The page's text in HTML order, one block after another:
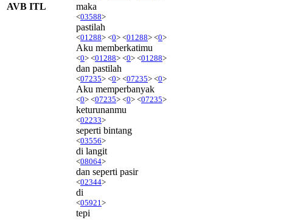
AVB ITL maka
<03588>
pastilah
<01288> <0> <01288> <0>
Aku memberkatimu
<0> <01288> <0> <01288>
dan pastilah
<07235> <0> <07235> <0>
Aku memperbanyak
<0> <07235> <0> <07235>
keturunanmu
<02233>
seperti bintang
<03556>
di langit
<08064>
dan seperti pasir
<02344>
di
<05921 >
tepi